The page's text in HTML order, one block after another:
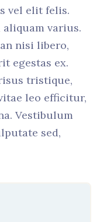
vel elit felis.
varius.
nisi libero,
egestas ex.
tristique,
leo efficitur,
Vestibulum
sed,